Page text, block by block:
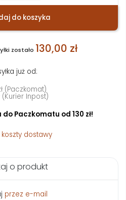
do koszyka
zostało 130,00 zł
już od:
(Paczkomat)
(Kurier Inpost)
Paczkomatu od 130 zł!
koszty dostawy
o produkt
przez e-mail